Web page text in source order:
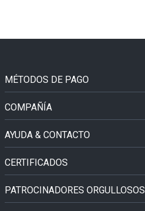
MÉTODOS DE PAGO
COMPAÑÍA
AYUDA & CONTACTO
CERTIFICADOS
PATROCINADORES ORGULLOSOS